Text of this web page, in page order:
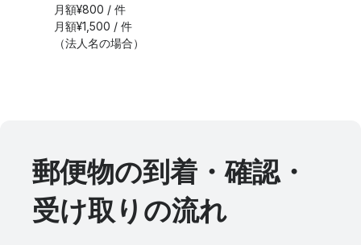
月額¥800 / 件
月額¥1,500 / 件
（法人名の場合）
郵便物の到着・確認・
受け取りの流れ